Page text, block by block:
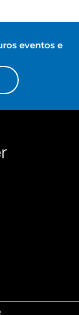
eventos e